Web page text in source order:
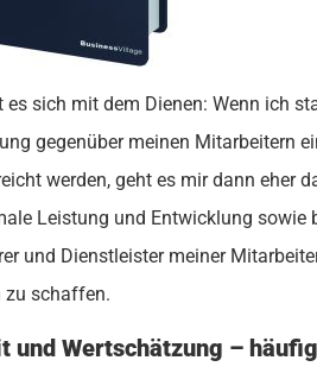
es sich mit dem Dienen: Wenn ich
gegenüber meinen Mitarbeitern
werden, geht es mir dann eher
Leistung und Entwicklung sowie
und Dienstleister meiner
zu schaffen.
und Wertschätzung –